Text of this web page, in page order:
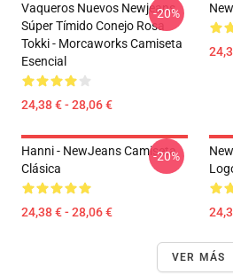
Vaqueros Nuevos Newjeans
Súper Tímido Conejo Rosa
Tokki - Morcaworks Camiseta
Esencial
24,38 € - 28,06 €
-20%
Hanni - NewJeans Camiseta
Clásica
24,38 € - 28,06 €
-20%
VER MÁS